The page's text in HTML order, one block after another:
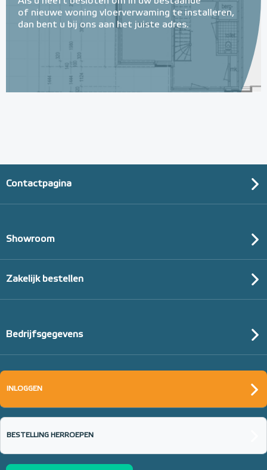
Geïsoleerde Noppenplaten
€ 148,00
(thermisch 10m² per pak)
of nieuwe woning vloerverwaming te installeren,
dan bent u bij ons aan het juiste adres.
Contactpagina
Showroom
Zakelijk bestellen
Bedrijfsgegevens
INLOGGEN
BESTELLING HERROEPEN